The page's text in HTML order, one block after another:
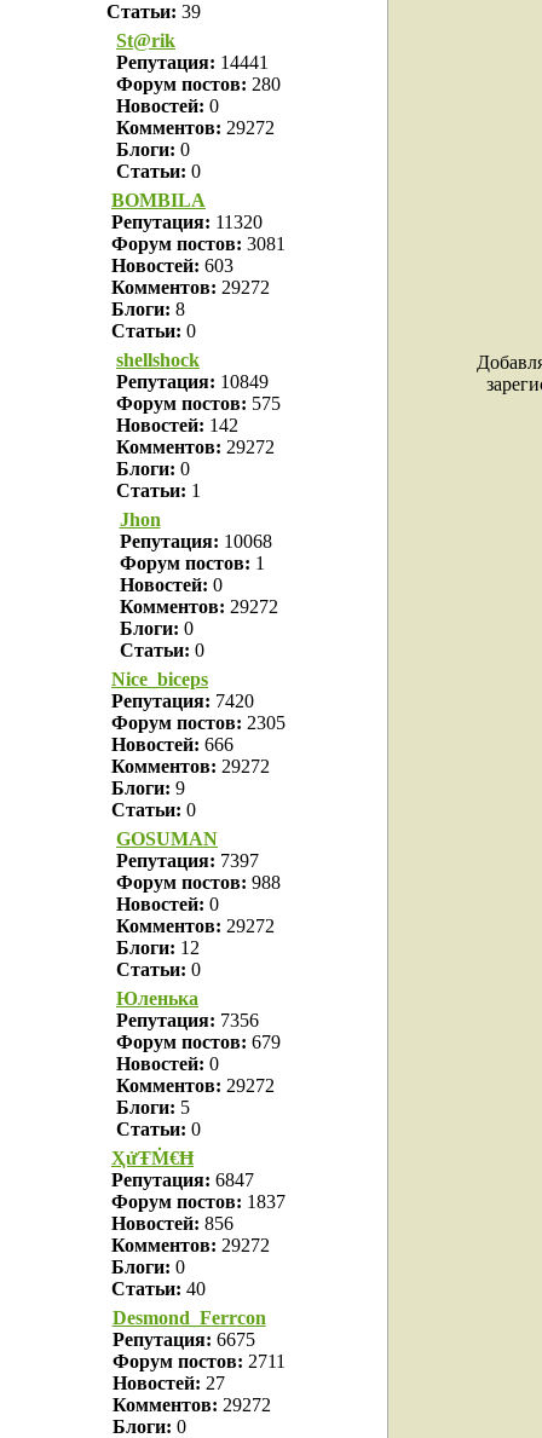
Статьи: 39
St@rik
Репутация: 14441
Форум постов: 280
Новостей: 0
Комментов: 29272
Блоги: 0
Статьи: 0
BOMBILA
Репутация: 11320
Форум постов: 3081
Новостей: 603
Комментов: 29272
Блоги: 8
Статьи: 0
shellshock
Репутация: 10849
Форум постов: 575
Новостей: 142
Комментов: 29272
Блоги: 0
Статьи: 1
Jhon
Репутация: 10068
Форум постов: 1
Новостей: 0
Комментов: 29272
Блоги: 0
Статьи: 0
Nice_biceps
Репутация: 7420
Форум постов: 2305
Новостей: 666
Комментов: 29272
Блоги: 9
Статьи: 0
GOSUMAN
Репутация: 7397
Форум постов: 988
Новостей: 0
Комментов: 29272
Блоги: 12
Статьи: 0
Юленька
Репутация: 7356
Форум постов: 679
Новостей: 0
Комментов: 29272
Блоги: 5
Статьи: 0
ҲửŦṀ€Ħ
Репутация: 6847
Форум постов: 1837
Новостей: 856
Комментов: 29272
Блоги: 0
Статьи: 40
Desmond_Ferrcon
Репутация: 6675
Форум постов: 2711
Новостей: 27
Комментов: 29272
Блоги: 0